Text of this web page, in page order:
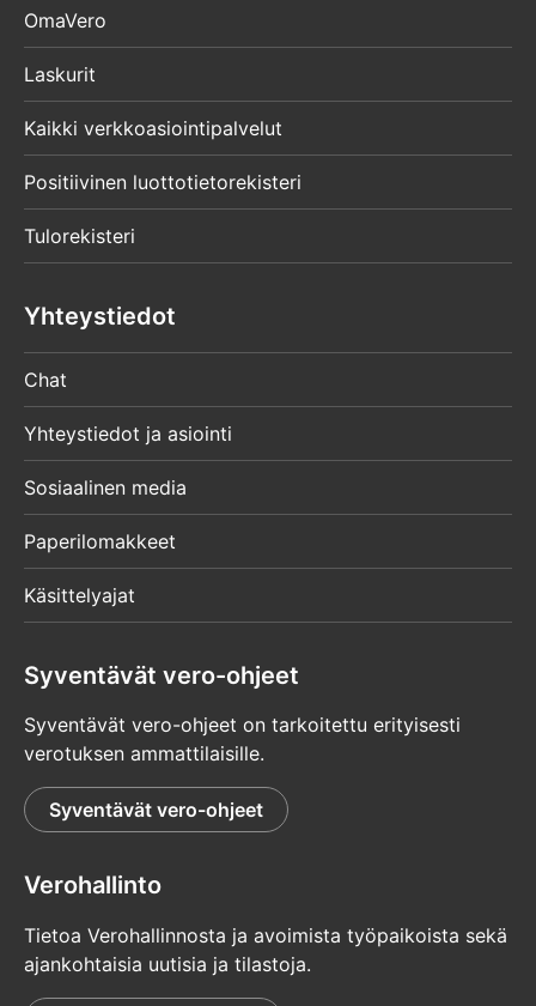
OmaVero
Laskurit
Kaikki verkkoasiointipalvelut
Positiivinen luottotietorekisteri
Tulorekisteri
Yhteystiedot
Chat
Yhteystiedot ja asiointi
Sosiaalinen media
Paperilomakkeet
Käsittelyajat
Syventävät vero-ohjeet
Syventävät vero-ohjeet on tarkoitettu erityisesti
verotuksen ammattilaisille.
Syventävät vero-ohjeet
Verohallinto
Tietoa Verohallinnosta ja avoimista työpaikoista sekä
ajankohtaisia uutisia ja tilastoja.